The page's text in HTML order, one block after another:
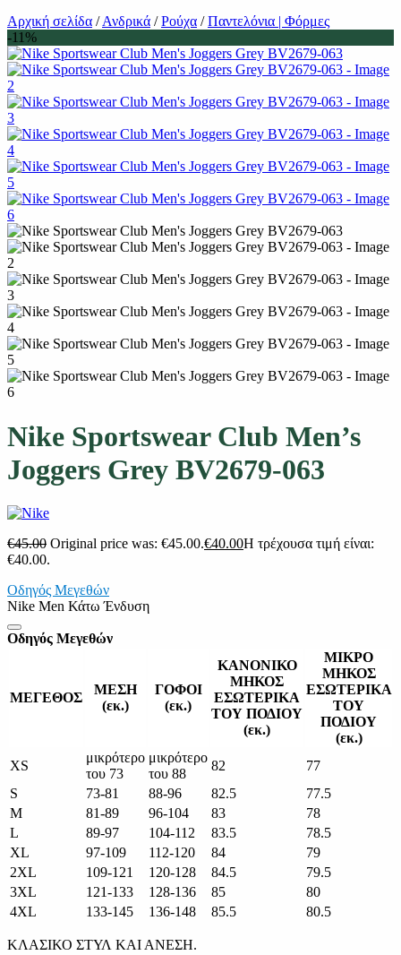
Αρχική σελίδα /Ανδρικά / Ρούχα / Παντελόνια | Φόρμες
-11%
Nike Sportswear Club Men’s
Joggers Grey BV2679-063
€45.00 Original price was: €45.00.€40.00Η τρέχουσα τιμή είναι:
€40.00.
Οδηγός Μεγεθών
Nike Men Κάτω Ένδυση
Οδηγός Μεγεθών
ΜΕΓΕΘΟΣ
ΜΕΣΗ
(εκ.)
ΓΟΦΟΙ
(εκ.)
ΚΑΝΟΝΙΚΟ
ΜΗΚΟΣ
ΕΣΩΤΕΡΙΚΑ
ΤΟΥ ΠΟΔΙΟΥ
(εκ.)
ΜΙΚΡΟ
ΜΗΚΟΣ
ΕΣΩΤΕΡΙΚΑ
ΤΟΥ
ΠΟΔΙΟΥ
(εκ.)
XS
μικρότερο
του 73
μικρότερο
του 88
82
77
S
73-81 88-96 82.5
77.5
M
81-89 96-104 83
78
L
89-97 104-112 83.5
78.5
XL
97-109 112-120 84
79
2XL
109-121 120-128 84.5
79.5
3XL
121-133 128-136 85
80
4XL
133-145 136-148 85.5 80.5
ΚΛΑΣΙΚΟ ΣΤΥΛ ΚΑΙ ΑΝΕΣΗ.